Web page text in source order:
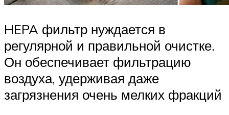
HEPA фильтр нуждается в
регулярной и правильной очистке.
Он обеспечивает фильтрацию
воздуха, удерживая даже
загрязнения очень мелких фракций